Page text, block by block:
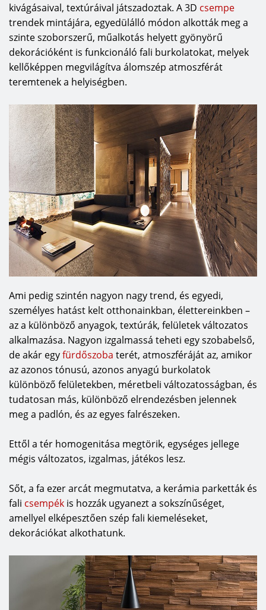
kivágásaival, textúráival játszadoztak. A 3D csempe
trendek mintájára, egyedülálló módon alkották meg a
szinte szoborszerű, műalkotás helyett gyönyörű
dekorációként is funkcionáló fali burkolatokat, melyek
kellőképpen megvilágítva álomszép atmoszférát
teremtenek a helyiségben.
Ami pedig szintén nagyon nagy trend, és egyedi,
személyes hatást kelt otthonainkban, élettereinkben –
az a különböző anyagok, textúrák, felületek változatos
alkalmazása. Nagyon izgalmassá teheti egy szobabelső,
de akár egyfürdőszoba terét, atmoszféráját az, amikor
az azonos tónusú, azonos anyagú burkolatok
különböző felületekben, méretbeli változatosságban, és
tudatosan más, különböző elrendezésben jelennek
meg a padlón, és az egyes falrészeken.
Ettől a tér homogenitása megtörik, egységes jellege
mégis változatos, izgalmas, játékos lesz.
Sőt, a fa ezer arcát megmutatva, a kerámia parketták és
fali csempék is hozzák ugyanezt a sokszínűséget,
amellyel elképesztően szép fali kiemeléseket,
dekorációkat alkothatunk.